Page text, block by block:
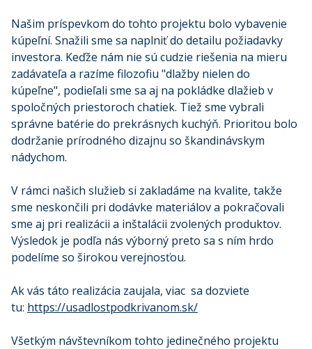
Našim príspevkom do tohto projektu bolo vybavenie
kúpeľní. Snažili sme sa naplniť do detailu požiadavky
investora. Keďže nám nie sú cudzie riešenia na mieru
zadávateľa a razíme filozofiu "dlažby nielen do
kúpeľne", podieľali sme sa aj na pokládke dlažieb v
spoločných priestoroch chatiek. Tiež sme vybrali
správne batérie do prekrásnych kuchýň. Prioritou bolo
dodržanie prírodného dizajnu so škandinávskym
nádychom.
V rámci našich služieb si zakladáme na kvalite, takže
sme neskončili pri dodávke materiálov a pokračovali
sme aj pri realizácii a inštalácii zvolených produktov.
Výsledok je podľa nás výborný preto sa s ním hrdo
podelíme so širokou verejnosťou.
Ak vás táto realizácia zaujala, viac sa dozviete
tu: https://usadlostpodkrivanom.sk/
Všetkým návštevníkom tohto jedinečného projektu